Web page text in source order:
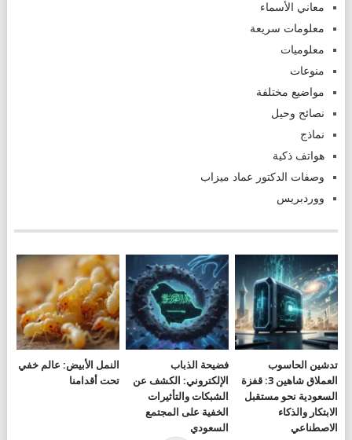
معاني الأسماء
معلومات سريعة
معلوميات
منوعات
مواضيع مختلفة
نصائح وحيل
نماذج
هواتف ذكية
وصفات الدكتور عماد ميزاب
ووردبريس
تدشين الحاسوب
العملاق شاهين 3: قفزة
السعودية نحو مستقبل
الابتكار والذكاء
الاصطناعي
فضيحة الذباب
الإلكتروني: الكشف عن
الشبكات والتأثيرات
الخفية على المجتمع
السعودي
النمل الأبيض: عالم خفي
تحت أقدامنا